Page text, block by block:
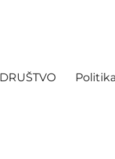
DRUŠTVO Politika